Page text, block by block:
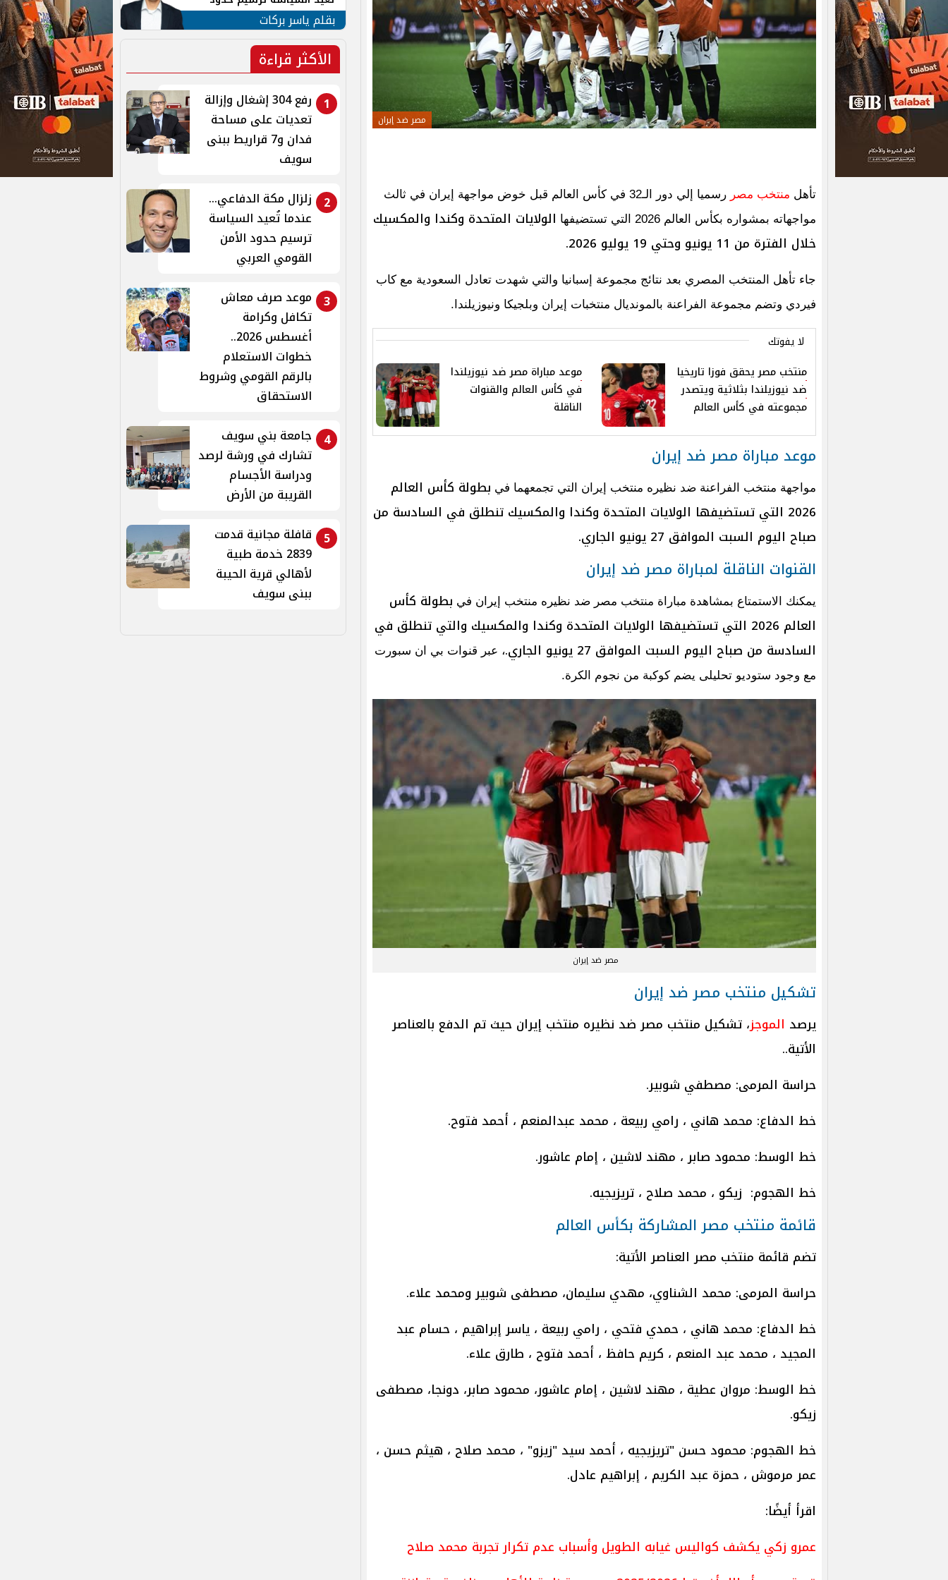
مصر ضد إيران
تأهل منتخب مصر
رسميا إلي دور الـ32 في كأس العالم قبل خوض مواجهة إيران في ثالث
مواجهاته بمشواره بكأس العالم 2026 التي تستضيفها
الولايات المتحدة وكندا والمكسيك
خلال الفترة من 11 يونيو وحتي 19 يوليو 2026.
جاء تأهل المنتخب المصري بعد نتائج مجموعة إسبانيا والتي شهدت تعادل السعودية مع كاب
فيردي وتضم مجموعة الفراعنة بالمونديال منتخبات إيران وبلجيكا ونيوزيلندا.
لا يفوتك
منتخب مصر يحقق فوزا تاريخيا
ضد نيوزيلندا بثلاثية ويتصدر
مجموعته في كأس العالم
موعد مباراة مصر ضد نيوزيلندا
في كأس العالم والقنوات
الناقلة
موعد مباراة مصر ضد إيران
مواجهة منتخب الفراعنة ضد نظيره منتخب إيران التي تجمعهما في بطولة كأس العالم
2026 التي تستضيفها الولايات المتحدة وكندا والمكسيك تنطلق في السادسة من
صباح اليوم السبت الموافق 27 يونيو الجاري.
القنوات الناقلة لمباراة مصر ضد إيران
يمكنك الاستمتاع بمشاهدة مباراة منتخب مصر ضد نظيره منتخب إيران في بطولة كأس
العالم 2026 التي تستضيفها الولايات المتحدة وكندا والمكسيك والتي تنطلق في
السادسة من صباح اليوم السبت الموافق 27 يونيو الجاري.
، عبر قنوات بي ان سبورت
مع وجود ستوديو تحليلى يضم كوكبة من نجوم الكرة.
مصر ضد إيران
تشكيل منتخب مصر ضد إيران
يرصد الموجز، تشكيل منتخب مصر ضد نظيره منتخب إيران حيث تم الدفع بالعناصر
الأتية..
حراسة المرمى: مصطفي شوبير.
خط الدفاع: محمد هاني ، رامي ربيعة ، محمد عبدالمنعم ، أحمد فتوح.
خط الوسط: محمود صابر ، مهند لاشين ، إمام عاشور.
خط الهجوم: زيكو ، محمد صلاح ، تريزيجيه.
قائمة منتخب مصر المشاركة بكأس العالم
تضم قائمة منتخب مصر العناصر الأتية:
حراسة المرمى: محمد الشناوي، مهدي سليمان، مصطفى شوبير ومحمد علاء.
خط الدفاع: محمد هاني ، حمدي فتحي ، رامي ربيعة ، ياسر إبراهيم ، حسام عبد
المجيد ، محمد عبد المنعم ، كريم حافظ ، أحمد فتوح ، طارق علاء.
خط الوسط: مروان عطية ، مهند لاشين ، إمام عاشور، محمود صابر، دونجا، مصطفى
زيكو.
خط الهجوم: محمود حسن "تريزيجيه ، أحمد سيد "زيزو" ، محمد صلاح ، هيثم حسن ،
عمر مرموش ، حمزة عبد الكريم ، إبراهيم عادل.
اقرأ أيضًا:
عمرو زكي يكشف كواليس غيابه الطويل وأسباب عدم تكرار تجربة محمد صلاح
الأمن القومي العربي
بقلم ياسر بركات
الأكثر قراءة
1
رفع 304 إشغال وإزالة
تعديات على مساحة
فدان و7 قراريط ببنى
سويف
2
زلزال مكة الدفاعي...
عندما تُعيد السياسة
ترسيم حدود الأمن
القومي العربي
3 موعد صرف معاش
تكافل وكرامة
أغسطس 2026..
خطوات الاستعلام
بالرقم القومي وشروط
الاستحقاق
4
جامعة بني سويف
تشارك في ورشة لرصد
ودراسة الأجسام
القريبة من الأرض
5
قافلة مجانية قدمت
2839 خدمة طبية
لأهالي قرية الحيبة
ببنى سويف